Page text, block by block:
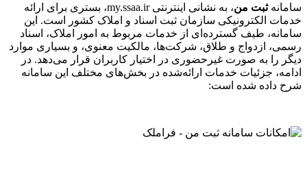
سامانهثبت من
، به نشانی اینترنتی my.ssaa.ir، بستری برای ارائه
خدمات الکترونیکی سازمان ثبت اسناد و املاک کشور است. این
سامانه، طیف گسترده‌ای از خدمات مربوط به امور املاک، اسناد
رسمی، ازدواج و طلاق، شرکت‌ها، مالکیت معنوی، و بسیاری موارد
دیگر را به صورت غیرحضوری در اختیار کاربران قرار می‌دهد. در
ادامه، جزئیات خدمات ارائه‌شده در بخش‌های مختلف این سامانه
شرح داده شده است: